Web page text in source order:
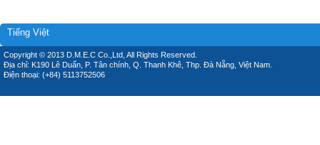
Tiếng Việt
Copyright © 2013 D.M.E.C Co.,Ltd, All Rights Reserved.
Địa chỉ: K190 Lê Duẩn, P. Tân chính, Q. Thanh Khê, Thp. Đà Nẵng, Việt Nam.
Điện thoại: (+84) 5113752506